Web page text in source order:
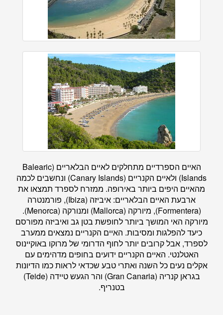
האיים הספרדיים מתחלקים לאיים הבלאריים (Balearic
Islands) ולאיים הקנריים (Canary Islands) ונחשבים לכמה
מהאיים היפים ביותר באירופה. ממזרח לספרד תמצאו את
ארבעת האיים הבלאריים: איביזה (Ibiza), פורמנטרה
(Formentera), מיורקה (Mallorca) ומנורקה (Menorca).
מיורקה האי המושך ביותר לחופשת בטן גב ואיביזה מפורסם
כיעד להפלגות ומסיבות. האיים הקנריים נמצאים ממערב
לספרד, אבל קרובים יותר לחוף הדרומי של מרוקו באוקיינוס
האטלנטי. האיים הקנריים ידועים בחופים מדהימים עם
אקלים נעים כל השנה ואתרי טבע שכדאי לראות כמו הדיונות
בגראן קנריה (Gran Canaria) והר הגעש טיידה (Teide)
בטנריף.